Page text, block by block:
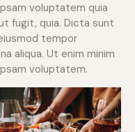
voluptatem quia
fugit, quia. Dicta sunt
tempor
aliqua. Ut enim minim
voluptatem.